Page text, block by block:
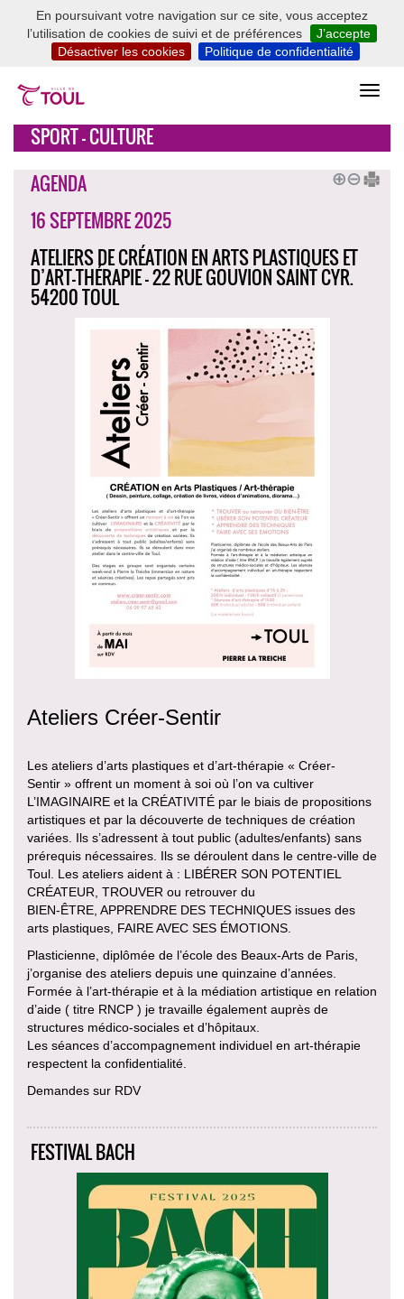
En poursuivant votre navigation sur ce site, vous acceptez
l’utilisation de cookies de suivi et de préférences
J’accepte
Désactiver les cookies
Politique de confidentialité
SPORT - CULTURE
AGENDA
16 SEPTEMBRE 2025
ATELIERS DE CRÉATION EN ARTS PLASTIQUES ET
D’ART-THÉRAPIE - 22 RUE GOUVION SAINT CYR.
54200 TOUL
Ateliers Créer-Sentir
Les ateliers d’arts plastiques et d’art-thérapie « Créer-
Sentir » offrent un moment à soi où l’on va cultiver
L’IMAGINAIRE et la CRÉATIVITÉ par le biais de propositions
artistiques et par la découverte de techniques de création
variées. Ils s’adressent à tout public (adultes/enfants) sans
prérequis nécessaires. Ils se déroulent dans le centre-ville de
Toul. Les ateliers aident à : LIBÉRER SON POTENTIEL
CRÉATEUR, TROUVER ou retrouver du
BIEN-ÊTRE, APPRENDRE DES TECHNIQUES issues des
arts plastiques, FAIRE AVEC SES ÉMOTIONS.
Plasticienne, diplômée de l’école des Beaux-Arts de Paris,
j’organise des ateliers depuis une quinzaine d’années.
Formée à l’art-thérapie et à la médiation artistique en relation
d’aide ( titre RNCP ) je travaille également auprès de
structures médico-sociales et d’hôpitaux.
Les séances d’accompagnement individuel en art-thérapie
respectent la confidentialité.
Demandes sur RDV
FESTIVAL BACH